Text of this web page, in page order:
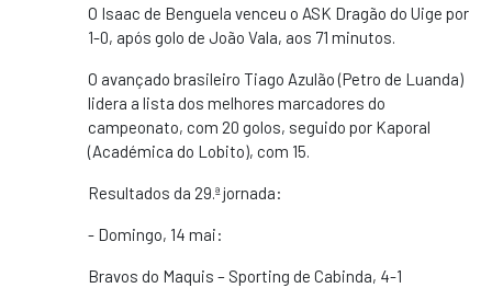
O Isaac de Benguela venceu o ASK Dragão do Uige por
1-0, após golo de João Vala, aos 71 minutos.
O avançado brasileiro Tiago Azulão (Petro de Luanda)
lidera a lista dos melhores marcadores do
campeonato, com 20 golos, seguido por Kaporal
(Académica do Lobito), com 15.
Resultados da 29.ª jornada:
- Domingo, 14 mai:
Bravos do Maquis – Sporting de Cabinda, 4-1